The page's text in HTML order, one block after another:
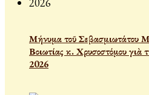
Μήνυμα τοῦ Σεβασμιωτάτου
Βοιωτίας κ. Χρυσοστόμου γιὰ
2026